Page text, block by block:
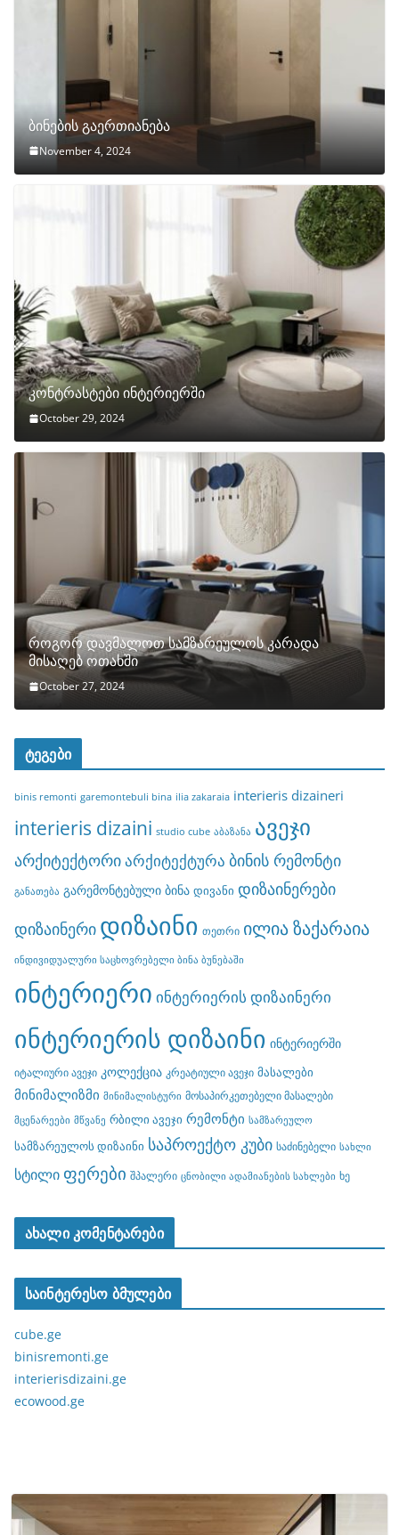
ბინების გაერთიანება
November 4, 2024
კონტრასტები ინტერიერში
October 29, 2024
როგორ დავმალოთ სამზარეულოს კარადა
მისაღებ ოთახში
October 27, 2024
ტეგები
binis remonti garemontebuli bina ilia zakaraia interieris dizaineri
interieris dizaini studio cube აბაზანა ავეჯი
არქიტექტორიარქიტექტურა ბინის რემონტი
განათება გარემონტებული ბინა დივანი დიზაინერები
დიზაინერი დიზაინი თეთრი ილია ზაქარაია
ინდივიდუალური საცხოვრებელი ბინა ბუნებაში
ინტერიერი ინტერიერის დიზაინერი
ინტერიერის დიზაინი ინტერიერში
იტალიური ავეჯი კოლექცია კრეატიული ავეჯი მასალები
მინიმალიზმი მინიმალისტური მოსაპირკეთებელი მასალები
მცენარეები მწვანე რბილი ავეჯი რემონტი სამზარეულო
სამზარეულოს დიზაინი საპროექტო კუბი საძინებელი სახლი
სტილი ფერები შპალერი ცნობილი ადამიანების სახლები ხე
ახალი კომენტარები
საინტერესო ბმულები
cube.ge
binisremonti.ge
interierisdizaini.ge
ecowood.ge